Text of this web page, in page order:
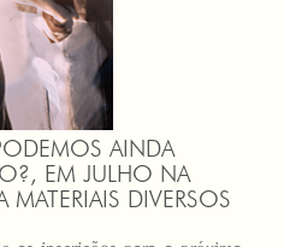
AINDA
EM JULHO NA
DIVERSOS